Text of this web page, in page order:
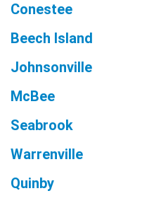
Conestee
Beech Island
Johnsonville
McBee
Seabrook
Warrenville
Quinby